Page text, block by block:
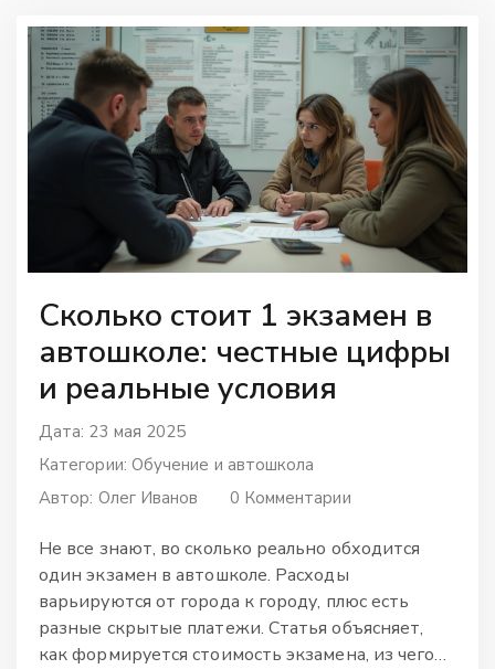
Сколько стоит 1 экзамен в
автошколе: честные цифры
и реальные условия
Дата: 23 мая 2025
Категории: Обучение и автошкола
Автор: Олег Иванов 0 Комментарии
Не все знают, во сколько реально обходится
один экзамен в автошколе. Расходы
варьируются от города к городу, плюс есть
разные скрытые платежи. Статья объясняет,
как формируется стоимость экзамена, из чего